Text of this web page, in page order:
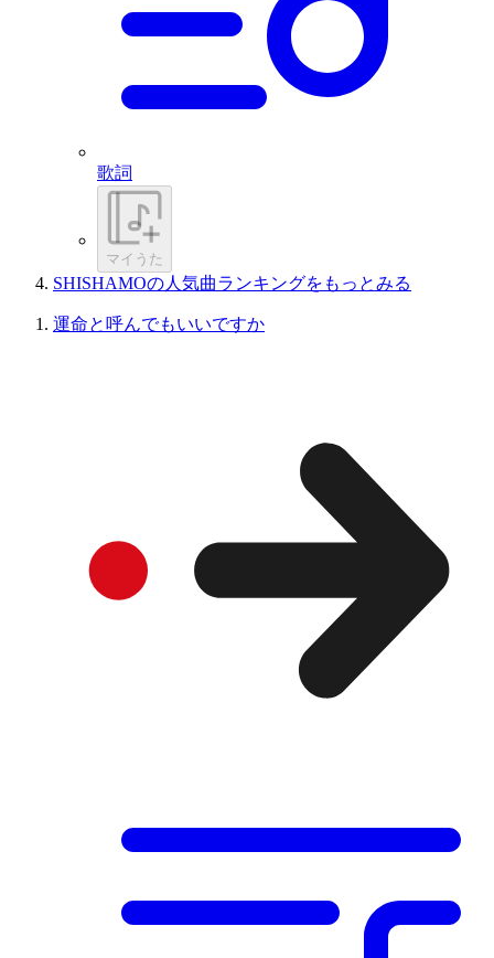
歌詞
マイうた
SHISHAMOの人気曲ランキングをもっとみる
運命と呼んでもいいですか